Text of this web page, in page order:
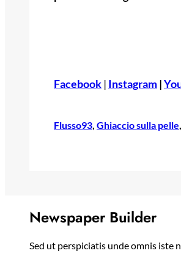
Facebook | Instagram|
Flusso93, Ghiaccio sulla pelle,
Newspaper Builder
Sed ut perspiciatis unde omnis iste